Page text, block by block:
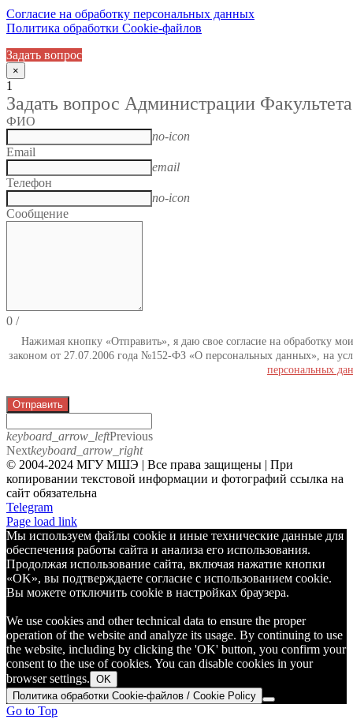
Согласие на обработку персональных данных
Политика обработки Cookie-файлов
Задать вопрос
×
1
Задать вопрос Администрации Факультета
ФИО
no-icon
Email
email
Телефон
no-icon
Сообщение
0 /
Нажимая кнопку «Отправить», я даю свое согласие на обработку
законом от 27.07.2006 года №152-ФЗ «О персональных данных», на
персональных
Отправить
keyboard_arrow_leftPrevious
Nextkeyboard_arrow_right
© 2004-2024 МГУ МШЭ | Все права защищены | При
копировании текстовой информации и фотографий ссылка на
сайт обязательна
Telegram
Page load link
Мы используем файлы cookie и иные технические данные для
обеспечения работы сайта и анализа его использования.
Продолжая использование сайта, включая нажатие кнопки
«OK», вы подтверждаете согласие с использованием cookie.
Вы можете отключить cookie в настройках браузера.
We use cookies and other technical data to ensure the proper
operation of the website and analyze its usage. By continuing to use
the website, including by clicking the 'OK' button, you confirm your
consent to the use of cookies. You can disable cookies in your
browser settings. OK
Политика обработки Cookie-файлов / Cookie Policy
Go to Top